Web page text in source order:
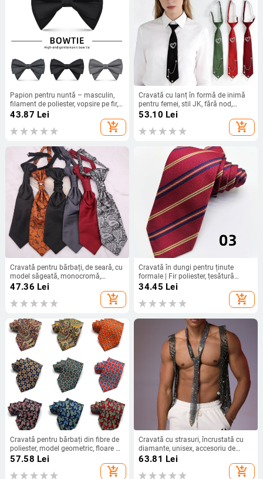
Papion pentru nuntă – masculin,
filament de poliester, vopsire pe fir,
accent cu floare la guler
43.87 Lei
add_shopping_cart
Cravată cu lanț în formă de inimă
pentru femei, stil JK, fără nod,
accesoriu simplu pentru cămașă,
53.10 Lei
add_shopping_cart
Cravată pentru bărbați, de seară, cu
model săgeată, monocromă,
Jacquard, lățime obișnuită, din
47.36 Lei
add_shopping_cart
Cravată în dungi pentru ținute
formale | Fir poliester, țesătură
jacquard, formă: unisex/ săgeată
34.45 Lei
add_shopping_cart
Cravată pentru bărbați din fibre de
poliester, model geometric, floare de
guler
57.58 Lei
add_shopping_cart
Cravată cu strasuri, încrustată cu
diamante, unisex, accesoriu de
petrecere în formă săgeată, design
63.81 Lei
add_shopping_cart